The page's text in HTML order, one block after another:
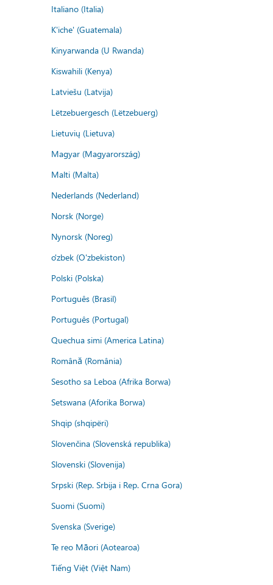
Italiano (Italia)
K'iche' (Guatemala)
Kinyarwanda (U Rwanda)
Kiswahili (Kenya)
Latviešu (Latvija)
Lëtzebuergesch (Lëtzebuerg)
Lietuvių (Lietuva)
Magyar (Magyarország)
Malti (Malta)
Nederlands (Nederland)
Norsk (Norge)
Nynorsk (Noreg)
o'zbek (O'zbekiston)
Polski (Polska)
Português (Brasil)
Português (Portugal)
Quechua simi (America Latina)
Română (România)
Sesotho sa Leboa (Afrika Borwa)
Setswana (Aforika Borwa)
Shqip (shqipëri)
Slovenčina (Slovenská republika)
Slovenski (Slovenija)
Srpski (Rep. Srbija i Rep. Crna Gora)
Suomi (Suomi)
Svenska (Sverige)
Te reo Māori (Aotearoa)
Tiếng Việt (Việt Nam)